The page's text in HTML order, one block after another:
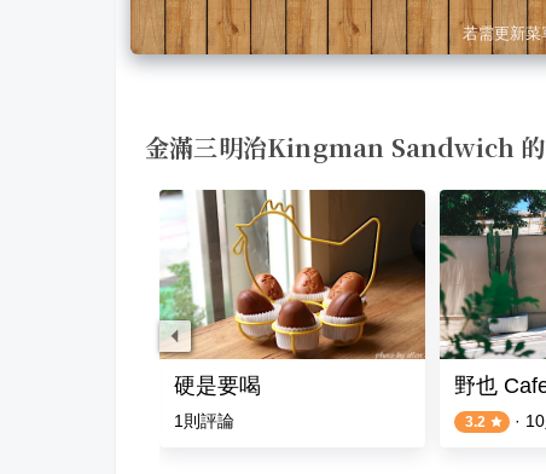
若需更新菜
金滿三明治Kingman Sandwich 的
糖吐司 咖啡 異國料理
硬是要喝
1 則評論
野也
3.2 · 10